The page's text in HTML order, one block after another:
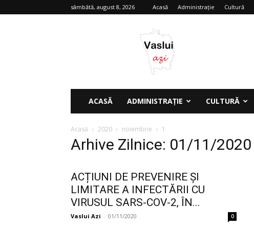
sâmbătă, august 8, 2026 Acasă Administrație Cultură
ACASĂ ADMINISTRAȚIE CULTURĂ
Acasă 2020 noiembrie 1
Arhive Zilnice: 01/11/2020
ACȚIUNI DE PREVENIRE ȘI
LIMITARE A INFECTĂRII CU
VIRUSUL SARS-COV-2, ÎN...
Vaslui Azi - 01/11/2020 0